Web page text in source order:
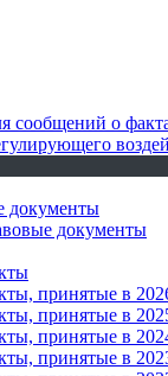
сообщений о
документы
документы
принятые в
принятые в
принятые в
принятые в